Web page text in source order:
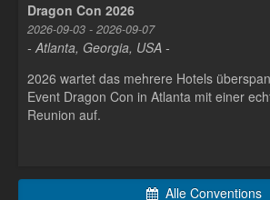
Dragon Con 2026
2026-09-03 - 2026-09-07
- Atlanta, Georgia, USA -
2026 wartet das mehrere Hotels
Event Dragon Con in Atlanta mit einer
Reunion auf.
Alle Conventions